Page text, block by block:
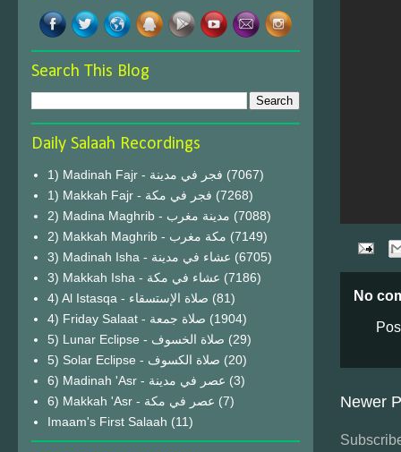
No
Newer
Search This Blog
Daily Salaah Recordings
1) Madinah Fajr - فجر في مدينة (7067)
1) Makkah Fajr - فجر في مكة (7268)
2) Madina Maghrib - مدينة مغرب (7088)
2) Makkah Maghrib - مكة مغرب (7149)
3) Madinah Isha - عشاء في مدينة (6705)
3) Makkah Isha - عشاء في مكة (7186)
4) Al Istasqa - صلاة الإستسقاء (81)
4) Friday Salaat - صلاة جمعة (1904)
5) Lunar Eclipse - صلاة الخسوف (29)
(20)
6) Madinah 'Asr - عصر في مدينة (3)
6) Makkah 'Asr - عصر في مكة (7)
Imaam's First Salaah (11)